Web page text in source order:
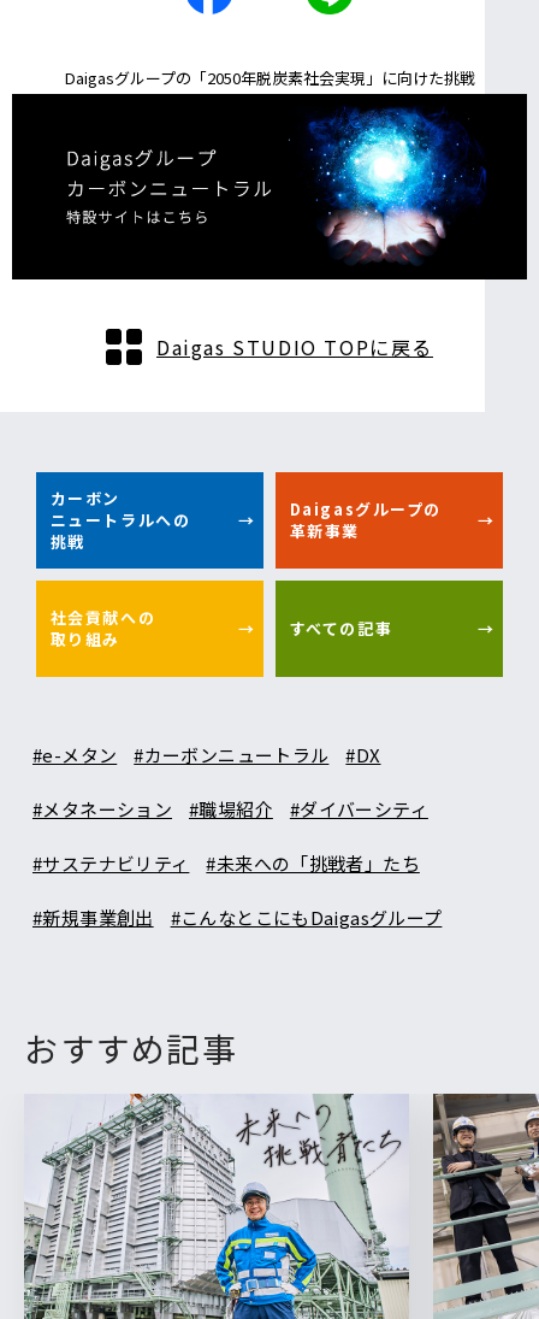
Daigasグループの「2050年脱炭素社会実現」に向けた挑戦
Daigas STUDIO TOPに戻る
カーボン
ニュートラルへの
挑戦
Daigasグループの
革新事業
社会貢献への
取り組み
すべての記事
#e-メタン #カーボンニュートラル #DX
#メタネーション #職場紹介 #ダイバーシティ
#サステナビリティ #未来への「挑戦者」たち
#新規事業創出 #こんなとこにもDaigasグループ
おすすめ記事